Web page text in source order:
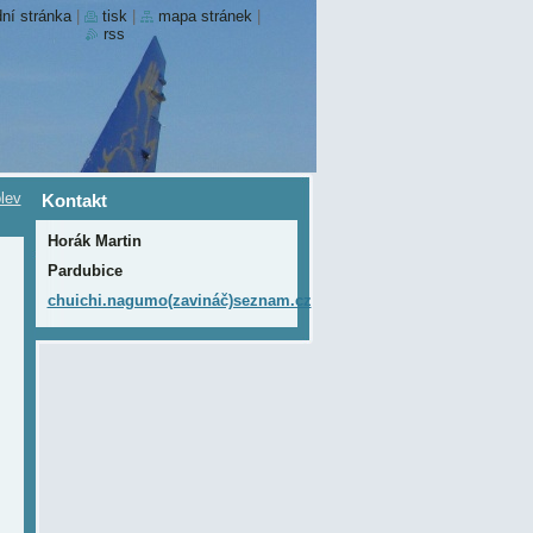
Kontakt
Horák Martin
Pardubice
chuichi.nagumo(zavináč)seznam.cz
stránka tisk mapa stránek
rss